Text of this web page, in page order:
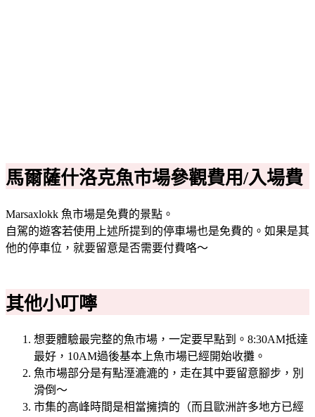
馬爾薩什洛克魚市場參觀費用/入場費
Marsaxlokk 魚市場是免費的景點。
自駕的遊客若使用上述所提到的停車場也是免費的。如果是其
他的停車位，就要留意是否需要付費咯～
其他小叮嚀
想要體驗最完整的魚市場，一定要早點到。8:30AM抵達
最好，10AM過後基本上魚市場已經開始收攤。
魚市場部分是有點溼漉漉的，走在其中要留意腳步，別
滑倒～
市集的高峰時間是相當擁擠的（而且歐洲許多地方已經